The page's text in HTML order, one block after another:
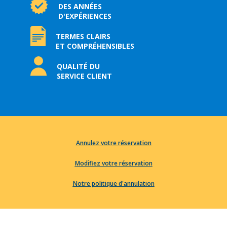
DES ANNÉES
D'EXPÉRIENCES
TERMES CLAIRS
ET COMPRÉHENSIBLES
QUALITÉ DU
SERVICE CLIENT
Annulez votre réservation
Modifiez votre réservation
Notre politique d'annulation